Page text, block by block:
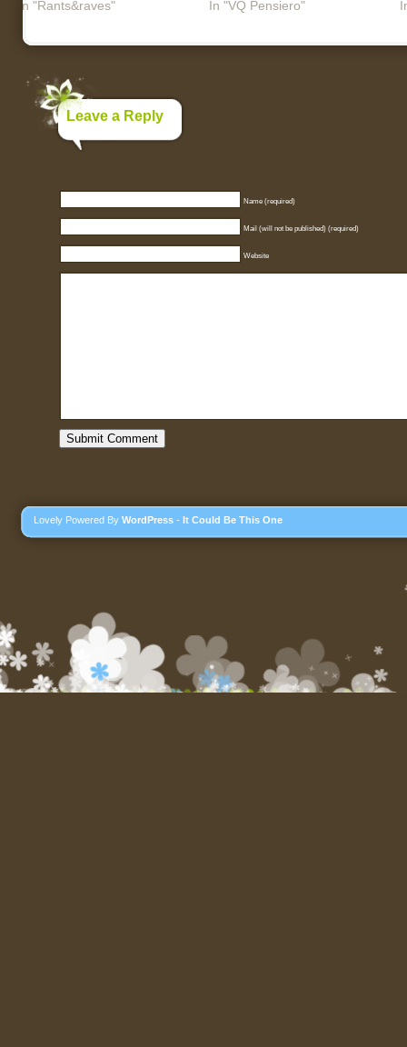
In "Rants&raves"
In "VQ Pensiero"
Leave a Reply
Name (required)
Mail (will not be published) (required)
Website
Lovely Powered By WordPress - It Could Be This One